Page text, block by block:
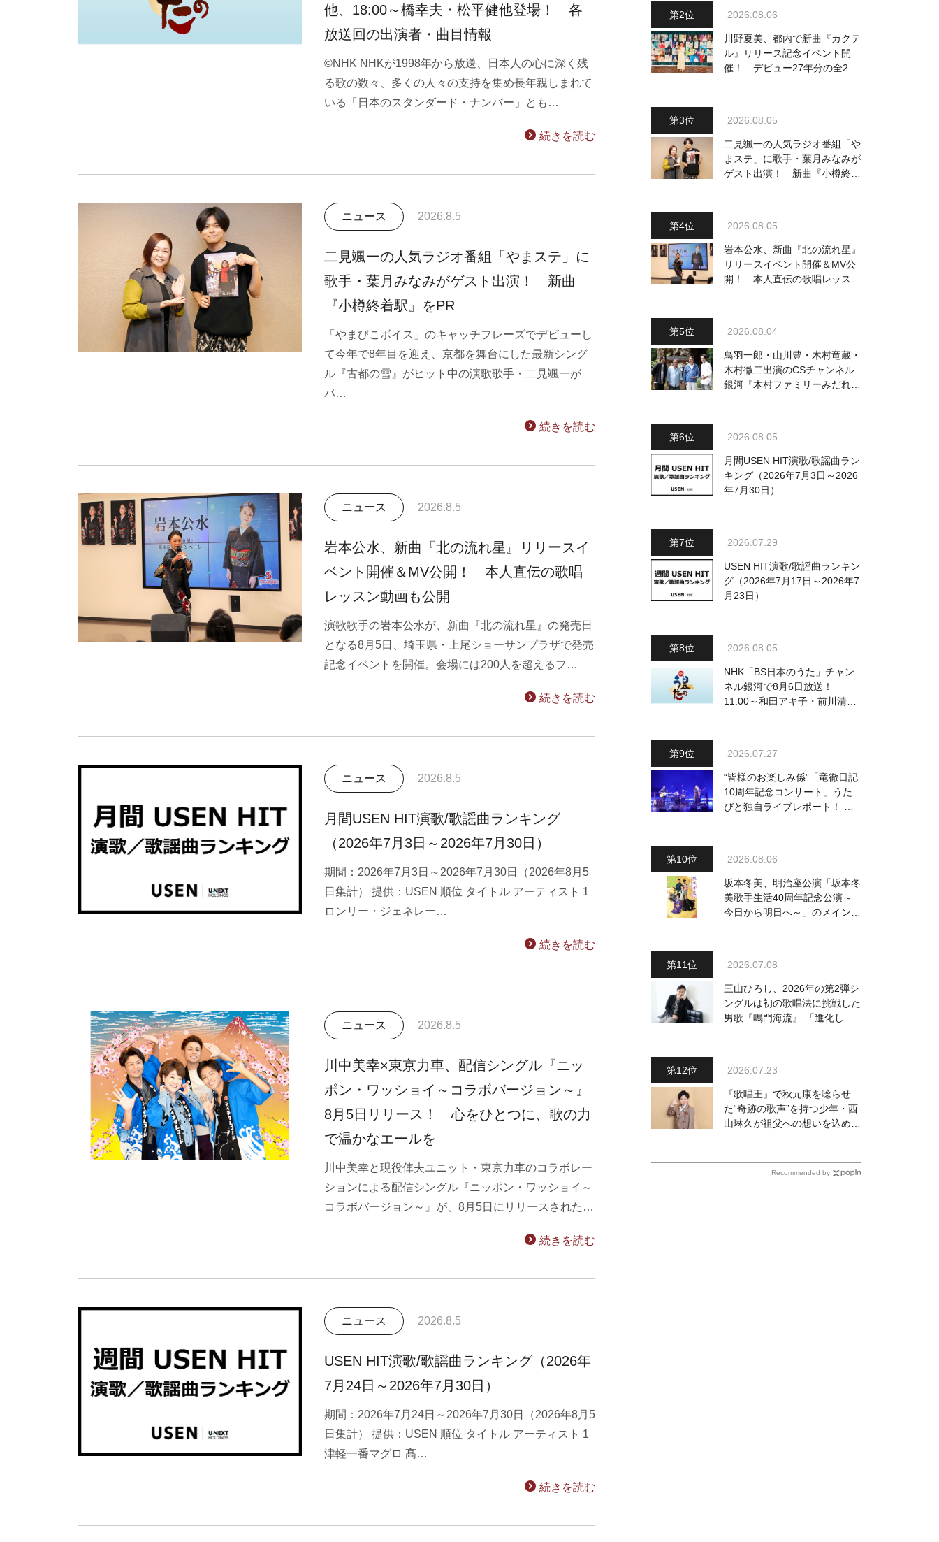
他、18:00～橋幸夫・松平健他登場！ 各
放送回の出演者・曲目情報
©NHK NHKが1998年から放送、日本人の心に深く残
る歌の数々、多くの人々の支持を集め長年親しまれて
いる「日本のスタンダード・ナンバー」とも…
続きを読む
ニュース 2026.8.5
二見颯一の人気ラジオ番組「やまステ」に
歌手・葉月みなみがゲスト出演！ 新曲
『小樽終着駅』をPR
「やまびこボイス」のキャッチフレーズでデビューし
て今年で8年目を迎え、京都を舞台にした最新シング
ル『古都の雪』がヒット中の演歌歌手・二見颯一が
パ…
続きを読む
ニュース 2026.8.5
岩本公水、新曲『北の流れ星』リリースイ
ベント開催＆MV公開！ 本人直伝の歌唱
レッスン動画も公開
演歌歌手の岩本公水が、新曲『北の流れ星』の発売日
となる8月5日、埼玉県・上尾ショーサンプラザで発売
記念イベントを開催。会場には200人を超えるフ…
続きを読む
ニュース 2026.8.5
月間USEN HIT演歌/歌謡曲ランキング
（2026年7月3日～2026年7月30日）
期間：2026年7月3日～2026年7月30日（2026年8月5
日集計） 提供：USEN 順位 タイトル アーティスト 1
ロンリー・ジェネレー…
続きを読む
ニュース 2026.8.5
川中美幸×東京力車、配信シングル『ニッ
ポン・ワッショイ～コラボバージョン～』
8月5日リリース！ 心をひとつに、歌の力
で温かなエールを
川中美幸と現役俥夫ユニット・東京力車のコラボレー
ションによる配信シングル『ニッポン・ワッショイ～
コラボバージョン～』が、8月5日にリリースされた…
続きを読む
ニュース 2026.8.5
USEN HIT演歌/歌謡曲ランキング（2026年
7月24日～2026年7月30日）
期間：2026年7月24日～2026年7月30日（2026年8月5
日集計） 提供：USEN 順位 タイトル アーティスト 1
津軽一番マグロ 髙…
続きを読む
2026.08.06
川野夏美、都内で新曲『カクテ
ル』リリース記念イベント開
催！ デビュー27年分の全280
2026.08.05
二見颯一の人気ラジオ番組「や
まステ」に歌手・葉月みなみが
ゲスト出演！ 新曲『小樽終着
2026.08.05
岩本公水、新曲『北の流れ星』
リリースイベント開催＆MV公
開！ 本人直伝の歌唱レッスン
2026.08.04
鳥羽一郎・山川豊・木村竜蔵・
木村徹二出演のCSチャンネル
銀河『木村ファミリーみだれ旅
2026.08.05
月間USEN HIT演歌/歌謡曲ラン
キング（2026年7月3日～2026
年7月30日）
2026.07.29
USEN HIT演歌/歌謡曲ランキン
グ（2026年7月17日～2026年7
月23日）
2026.08.05
NHK「BS日本のうた」チャン
ネル銀河で8月6日放送！
11:00～和田アキ子・前川清
2026.07.27
“皆様のお楽しみ係”「竜徹日記
10周年記念コンサート」うた
びと独自ライブレポート！ 即
2026.08.06
坂本冬美、明治座公演「坂本冬
美歌手生活40周年記念公演～
今日から明日へ～」のメインビ
2026.07.08
三山ひろし、2026年の第2弾シ
ングルは初の歌唱法に挑戦した
男歌『鳴門海流』 「進化した
2026.07.23
『歌唱王』で秋元康を唸らせ
た“奇跡の歌声”を持つ少年・西
山琳久が祖父への想いを込めた
Recommended by